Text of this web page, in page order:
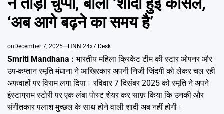
‘अब आगे बढ़ने का समय है’
on December 7, 2025 HNN 24x7 Desk
Smriti Mandhana : भारतीय महिला क्रिकेट टीम की स्टार ओपनर और
उप-कप्तान स्मृति मंधाना ने आखिरकार अपनी निजी जिंदगी को लेकर चल रही
अफवाहों पर विराम लगा दिया। रविवार 7 दिसंबर 2025 को स्मृति ने अपने
इंस्टाग्राम स्टोरी पर एक लंबा पोस्ट शेयर कर साफ़ किया कि उनकी और
संगीतकार पलाश मुच्छल के साथ होने वाली शादी अब नहीं होगी।